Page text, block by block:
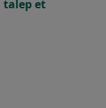
talep et